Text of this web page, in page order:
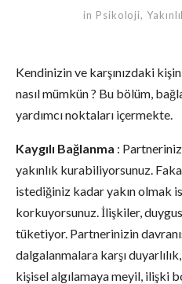
in Psikoloji,
Kendinizin ve karşınızdaki
nasıl mümkün ? Bu bölüm,
yardımcı noktaları içermekte.
Kaygılı Bağlanma :
yakınlık kurabiliyorsunuz.
istediğiniz kadar yakın olmak
korkuyorsunuz. İlişkiler,
tüketiyor. Partnerinizin
dalgalanmalara karşı
kişisel algılamaya meyil, ilişki